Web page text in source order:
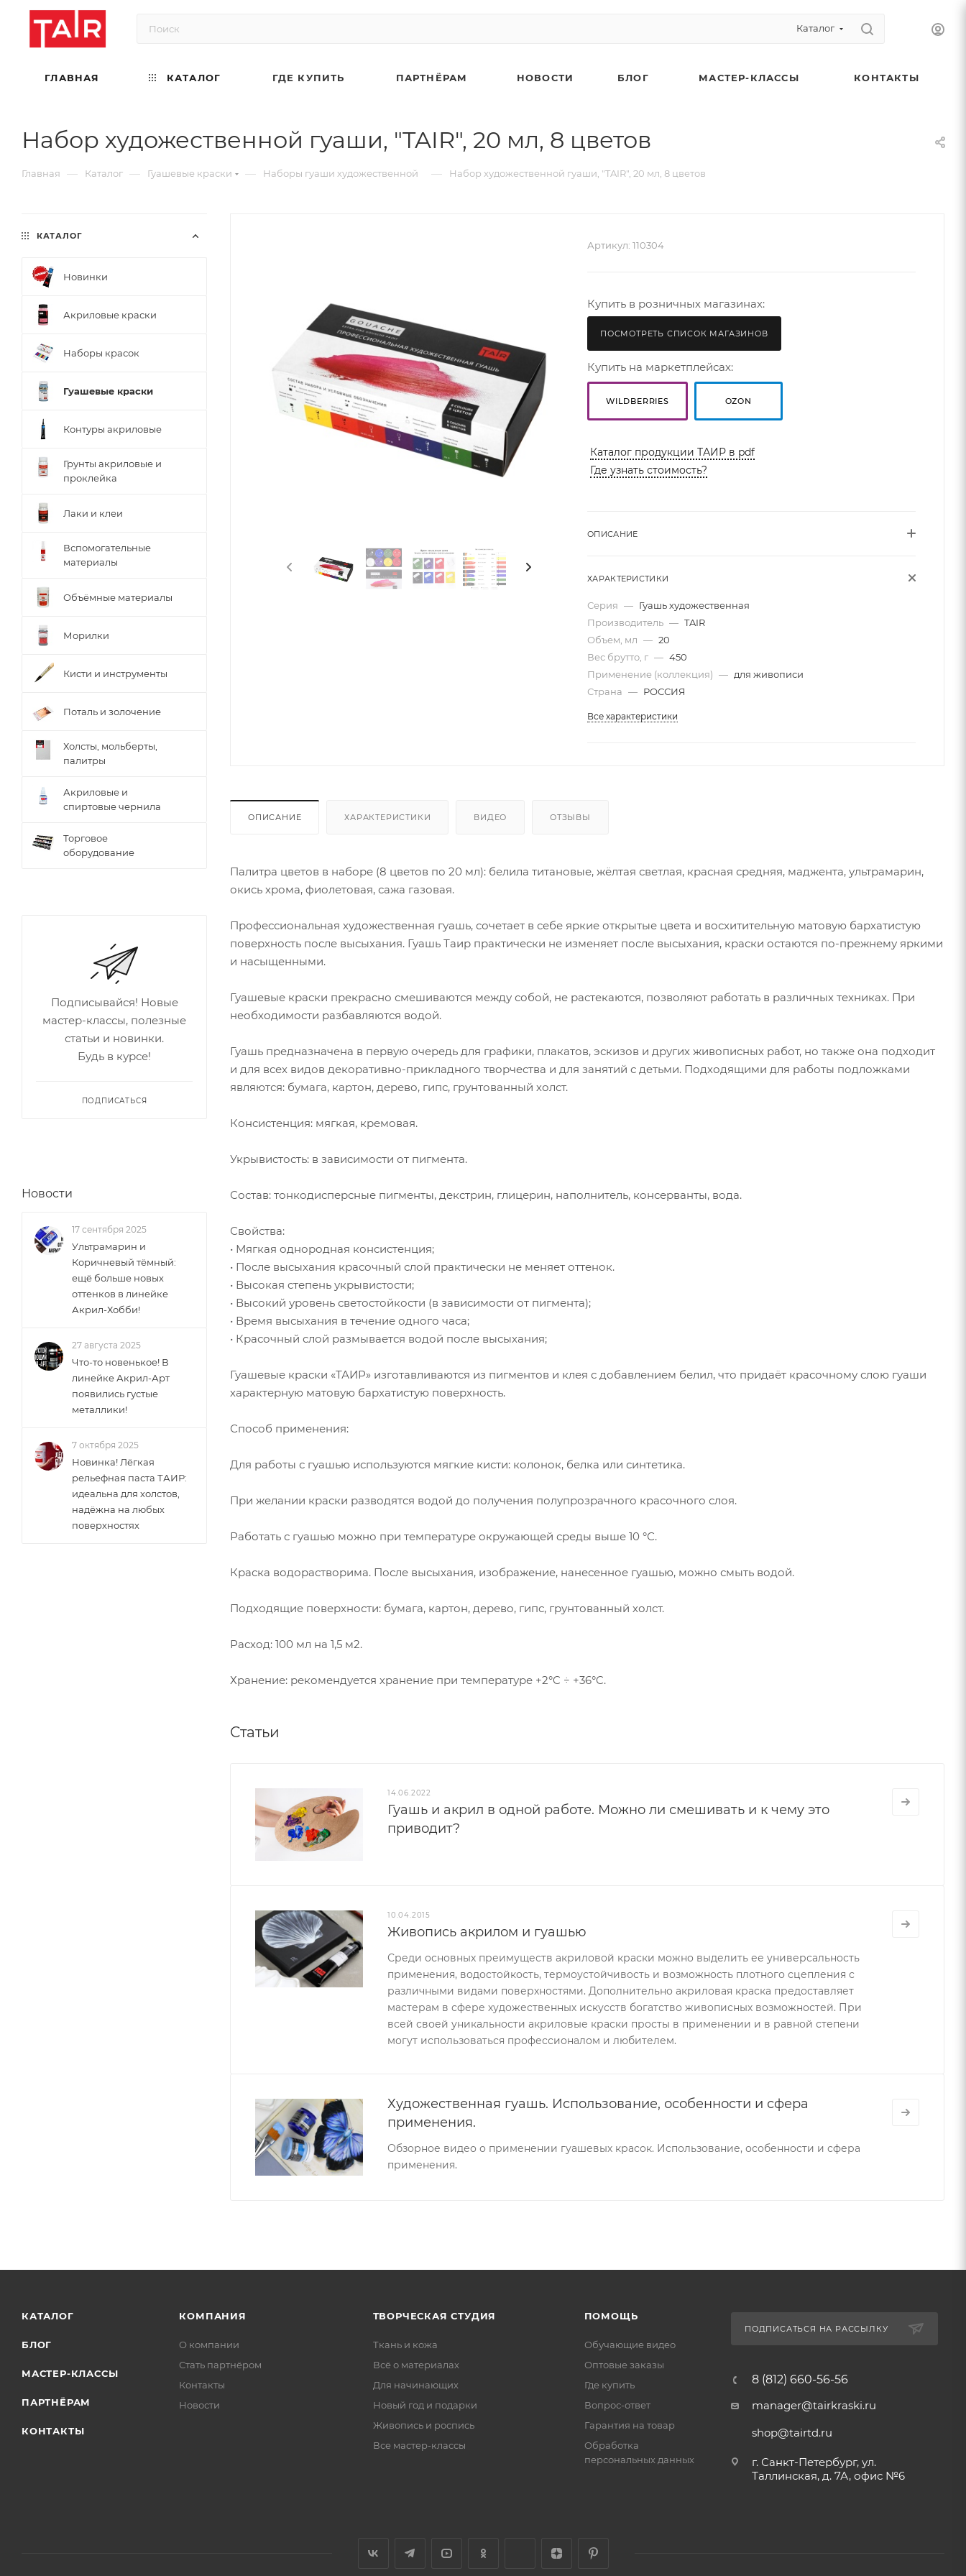
Каталог
ГЛАВНАЯ КАТАЛОГ ГДЕ КУПИТЬ ПАРТНЁРАМ НОВОСТИ БЛОГ МАСТЕР-КЛАССЫ КОНТАКТЫ
Набор художественной гуаши, "TAIR", 20 мл, 8 цветов
Главная — Каталог — Гуашевые краски — Наборы гуаши художественной — Набор художественной гуаши, "TAIR", 20 мл, 8 цветов
Артикул: 110304
дополнительной скидкой 5%
Купить в розничных магазинах:
ПОСМОТРЕТЬ СПИСОК МАГАЗИНОВ
Купить на маркетплейсах:
WILDBERRIES OZON
Каталог продукции ТАИР в pdf
Где узнать стоимость?
ОПИСАНИЕ
ХАРАКТЕРИСТИКИ
Серия — Гуашь художественная
Производитель — TAIR
Объем, мл — 20
Вес брутто, г — 450
Применение (коллекция) — для живописи
Страна — РОССИЯ
Все характеристики
ОПИСАНИЕ ХАРАКТЕРИСТИКИ ВИДЕО ОТЗЫВЫ
Палитра цветов в наборе (8 цветов по 20 мл): белила титановые, жёлтая светлая, красная средняя, маджента, ультрамарин,
окись хрома, фиолетовая, сажа газовая.
Профессиональная художественная гуашь, сочетает в себе яркие открытые цвета и восхитительную матовую бархатистую
поверхность после высыхания. Гуашь Таир практически не изменяет после высыхания, краски остаются по-прежнему яркими
и насыщенными.
Гуашевые краски прекрасно смешиваются между собой, не растекаются, позволяют работать в различных техниках. При
необходимости разбавляются водой.
Гуашь предназначена в первую очередь для графики, плакатов, эскизов и других живописных работ, но также она подходит
и для всех видов декоративно-прикладного творчества и для занятий с детьми. Подходящими для работы подложками
являются: бумага, картон, дерево, гипс, грунтованный холст.
Консистенция: мягкая, кремовая.
Укрывистость: в зависимости от пигмента.
Состав: тонкодисперсные пигменты, декстрин, глицерин, наполнитель, консерванты, вода.
Свойства:
• Мягкая однородная консистенция;
• После высыхания красочный слой практически не меняет оттенок.
• Высокая степень укрывистости;
• Высокий уровень светостойкости (в зависимости от пигмента);
• Время высыхания в течение одного часа;
• Красочный слой размывается водой после высыхания;
Гуашевые краски «ТАИР» изготавливаются из пигментов и клея с добавлением белил, что придаёт красочному слою гуаши
характерную матовую бархатистую поверхность.
Способ применения:
Для работы с гуашью используются мягкие кисти: колонок, белка или синтетика.
При желании краски разводятся водой до получения полупрозрачного красочного слоя.
Работать с гуашью можно при температуре окружающей среды выше 10 °С.
Краска водорастворима. После высыхания, изображение, нанесенное гуашью, можно смыть водой.
Подходящие поверхности: бумага, картон, дерево, гипс, грунтованный холст.
Расход: 100 мл на 1,5 м2.
Хранение: рекомендуется хранение при температуре +2°C ÷ +36°C.
Статьи
14.06.2022
Гуашь и акрил в одной работе. Можно ли смешивать и к чему это
приводит?
10.04.2015
Живопись акрилом и гуашью
Среди основных преимуществ акриловой краски можно выделить ее универсальность
применения, водостойкость, термоустойчивость и возможность плотного сцепления с
различными видами поверхностями. Дополнительно акриловая краска предоставляет
мастерам в сфере художественных искусств богатство живописных возможностей. При
всей своей уникальности акриловые краски просты в применении и в равной степени
могут использоваться профессионалом и любителем.
Художественная гуашь. Использование, особенности и сфера
применения.
Обзорное видео о применении гуашевых красок. Использование, особенности и сфера
применения.
КАТАЛОГ
Новинки
Акриловые краски
Наборы красок
Гуашевые краски
Контуры акриловые
Грунты акриловые и
проклейка
Лаки и клеи
Вспомогательные
материалы
Объёмные материалы
Морилки
Кисти и инструменты
Поталь и золочение
Холсты, мольберты,
палитры
Акриловые и
спиртовые чернила
Торговое
оборудование
Подписывайся! Новые
мастер-классы, полезные
статьи и новинки.
Будь в курсе!
ПОДПИСАТЬСЯ
Новости
17 сентября 2025
Ультрамарин и
Коричневый тёмный:
ещё больше новых
оттенков в линейке
Акрил-Хобби!
27 августа 2025
Что-то новенькое! В
линейке Акрил-Арт
появились густые
металлики!
7 октября 2025
Новинка! Лёгкая
рельефная паста ТАИР:
идеальна для холстов,
надёжна на любых
поверхностях
КАТАЛОГ
БЛОГ
МАСТЕР-КЛАССЫ
ПАРТНЁРАМ
КОНТАКТЫ
КОМПАНИЯ
О компании
Стать партнёром
Контакты
Новости
ТВОРЧЕСКАЯ СТУДИЯ
Ткань и кожа
Всё о материалах
Для начинающих
Новый год и подарки
Живопись и роспись
Все мастер-классы
ПОМОЩЬ
Обучающие видео
Оптовые заказы
Где купить
Вопрос-ответ
Гарантия на товар
Обработка
персональных данных
ПОДПИСАТЬСЯ НА РАССЫЛКУ
8 (812) 660-56-56
manager@tairkraski.ru
shop@tairtd.ru
г. Санкт-Петербург, ул.
Таллинская, д. 7А, офис №6